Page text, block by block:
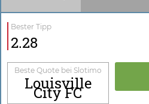
Bester Tipp
2.28
Beste Quote bei Slotimo
Louisville
City FC